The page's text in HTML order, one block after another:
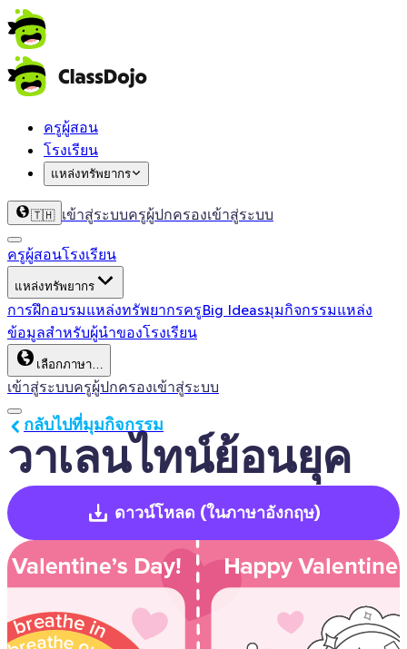
ครูผู้สอน
โรงเรียน
แหล่งทรัพยากร
🇹🇭 เข้าสู่ระบบครูผู้ปกครองเข้าสู่ระบบ
ครูผู้สอนโรงเรียน
แหล่งทรัพยากร
การฝึกอบรมแหล่งทรัพยากรครูBig Ideasมุมกิจกรรมแหล่ง
ข้อมูลสำหรับผู้นำของโรงเรียน
เลือกภาษา…
เข้าสู่ระบบครูผู้ปกครองเข้าสู่ระบบ
วาเลนไทน์ย้อนยุค
กลับไปที่มุมกิจกรรม
ดาวน์โหลด (ในภาษาอังกฤษ)